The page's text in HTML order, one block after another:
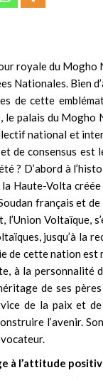
royale du Mogho
Nationales. Bien
de cette
le palais du Mogho
national et
de consensus est
? D’abord à
Haute-Volta
français et
l’Union Voltaïque,
jusqu’à la
de cette nation est
à la personnalité
de ses
de la paix et
l’avenir.
à l’attitude